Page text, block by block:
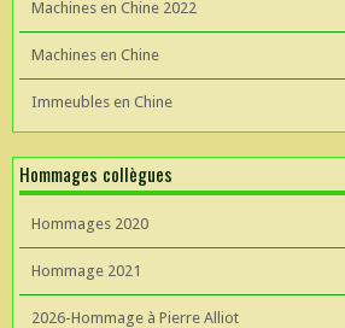
Machines en Chine 2022
Machines en Chine
Immeubles en Chine
Hommages collègues
Hommages 2020
Hommage 2021
2026-Hommage à Pierre Alliot